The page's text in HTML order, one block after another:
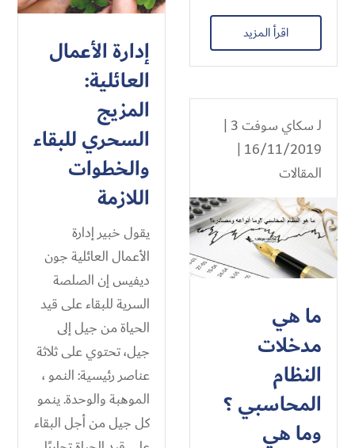
اقرأ المزيد
إدارة الأعمال
العائلية:
المزيج
السحري للبقاء
والخطوات
اللازمة
يقول خبير إدارة
الأعمال العائلية جون
ديفيس إن الصلصة
السرية للبقاء على قيد
الحياة من جيل إلى
جيل، تحتوي على ثلاثة
عناصر رئيسية: النمو ،
الموهبة والوحدة. ينمو
كل جيل من أجل البقاء
لـسكاي سوفت 3
|
16/11/2019 |
المقالات
ما هي
مدخلات
النظام
المحاسبي ؟
وما هي